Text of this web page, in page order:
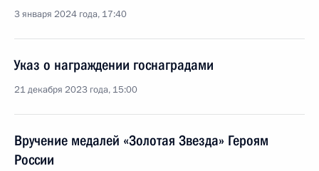
3 января 2024 года, 17:40
Указ о награждении госнаградами
21 декабря 2023 года, 15:00
Вручение медалей «Золотая Звезда» Героям
России